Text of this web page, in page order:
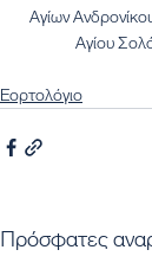
Αγίων
Αγίου
Εορτολόγιο
Πρόσφατες